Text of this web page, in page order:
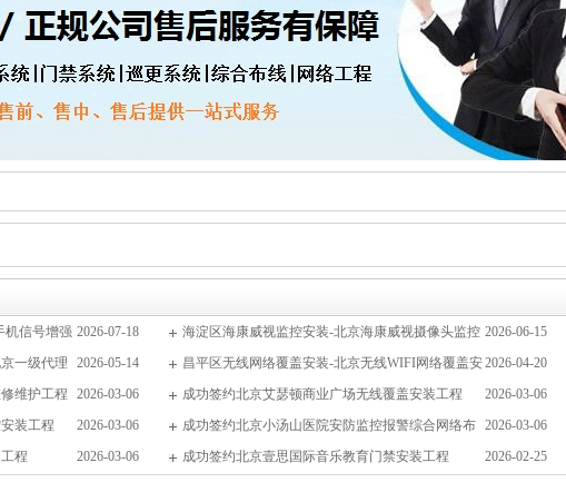
2026-07-18
机信号增强
2026-06-15
海淀区海康威视监控安装-北京海康威视摄像头监控
工程安装维修公司
2026-05-14
一级代理
2026-04-20
昌平区无线网络覆盖安装-北京无线WIFI网络覆盖安
装维修公司
2026-03-06
维护工程 2026-03-06
成功签约北京艾瑟顿商业广场无线覆盖安装工程
2026-03-06
装工程 2026-03-06
成功签约北京小汤山医院安防监控报警综合网络布
线工程
2026-03-06
程 2026-02-25
成功签约北京壹思国际音乐教育门禁安装工程